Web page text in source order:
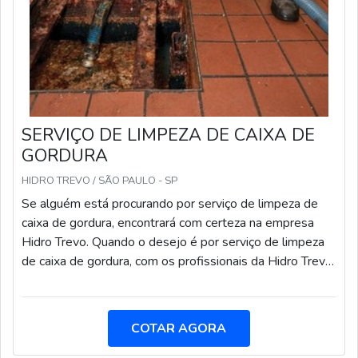
SERVIÇO DE LIMPEZA DE CAIXA DE
GORDURA
HIDRO TREVO / SÃO PAULO - SP
Se alguém está procurando por serviço de limpeza de
caixa de gordura, encontrará com certeza na empresa
Hidro Trevo. Quando o desejo é por serviço de limpeza
de caixa de gordura, com os profissionais da Hidro Trevo
acessível.MAIS INFORMAÇÕES SOBRE SERVIÇO DE
canaliza seus esforços em oferecer uma estrutura com
COTAR AGORA